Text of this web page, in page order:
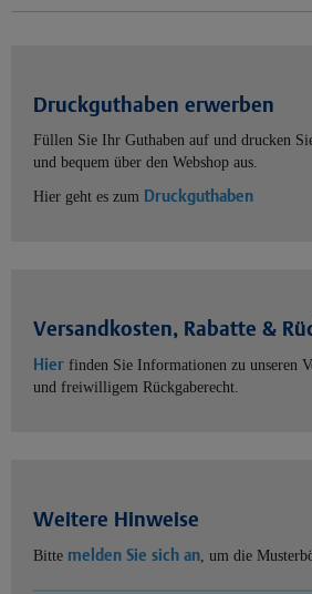
Druckguthaben erwerben
Füllen Sie Ihr Guthaben auf und drucken
und bequem über den Webshop aus.
Hier geht es zum Druckguthaben
Versandkosten, Rabatte &
Hier finden Sie Informationen zu unseren
und freiwilligem Rückgaberecht.
Weitere Hinweise
Bitte melden Sie sich an, um die